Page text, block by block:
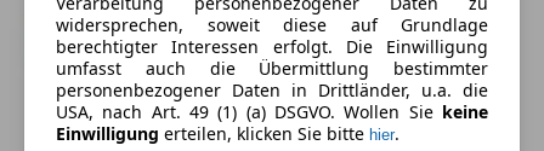
widersprechen, soweit diese auf Grundlage
berechtigter Interessen erfolgt. Die Einwilligung
umfasst auch die Übermittlung bestimmter
personenbezogener Daten in Drittländer, u.a. die
USA, nach Art. 49 (1) (a) DSGVO. Wollen Sie keine
Einwilligung erteilen, klicken Sie bitte hier.